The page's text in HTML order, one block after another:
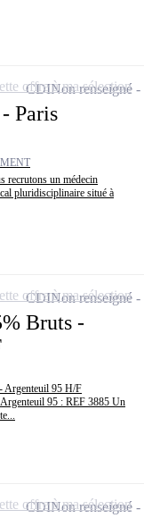
Paris
recrutons un médecin
pluridisciplinaire situé à
CDINon renseigné
offre à ma sélection
Bruts -
Argenteuil 95 H/F
95 : REF 3885 Un
CDINon renseigné
offre à ma sélection
CDINon renseigné
offre à ma sélection